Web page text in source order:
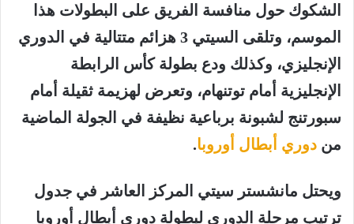
الشكوك حول منافسة الفريق على البطولات هذا
الموسم، وتلقى السيتي 3 هزائم متتالية في الدوري
الإنجليزي، وكذلك ودع بطولة كأس الرابطة
الإنجليزية أمام توتنهام، وتعرض لهزيمة ثقيلة أمام
سبورتنج لشبونة برباعية نظيفة في الجولة الماضية
من دوري أبطال أوروبا.
ويحتل مانشستر سيتي المركز العاشر في جدول
ترتيب مرحلة الدوري لبطولة دوري أبطال أوروبا